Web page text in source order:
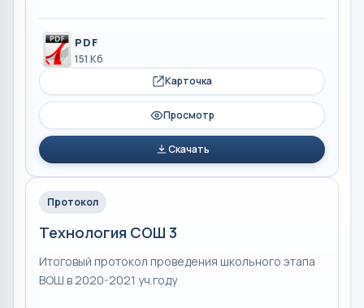
PDF
151 Кб
Карточка
Просмотр
Скачать
Протокол
Технология СОШ 3
Итоговый протокол проведения школьного этапа
ВОШ в 2020-2021 уч.году